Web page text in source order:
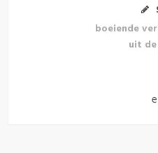
boeiende
uit